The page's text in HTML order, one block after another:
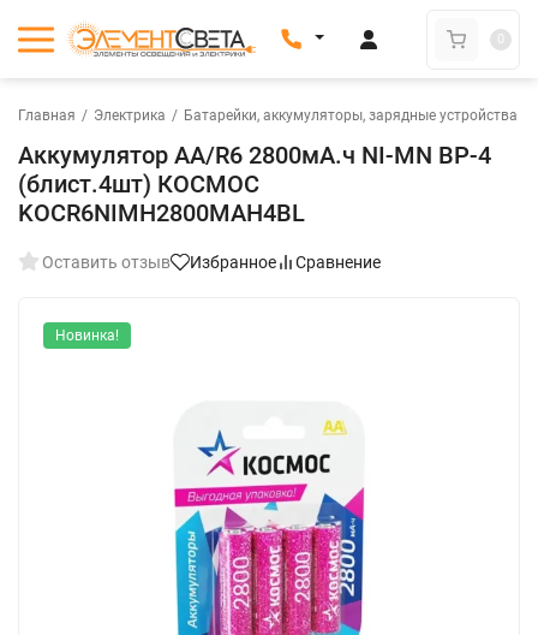
0
Главная / Электрика / Батарейки, аккумуляторы, зарядные устройства
Аккумулятор AA/R6 2800мА.ч NI-MN BP-4
(блист.4шт) КОСМОС
KOCR6NIMH2800MAH4BL
Оставить отзыв Избранное Сравнение
Новинка!